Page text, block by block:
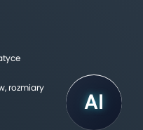
rozmiary